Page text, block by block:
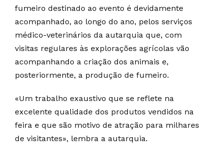
fumeiro destinado ao evento é devidamente
acompanhado, ao longo do ano, pelos serviços
médico-veterinários da autarquia que, com
visitas regulares às explorações agrícolas vão
acompanhando a criação dos animais e,
posteriormente, a produção de fumeiro.
«Um trabalho exaustivo que se reflete na
excelente qualidade dos produtos vendidos na
feira e que são motivo de atração para milhares
de visitantes», lembra a autarquia.